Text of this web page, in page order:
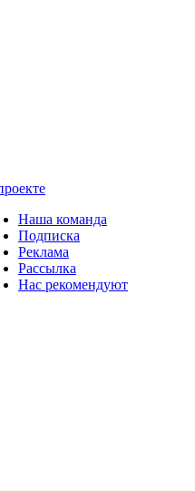
Наша команда
Подписка
Реклама
Рассылка
Нас рекомендуют